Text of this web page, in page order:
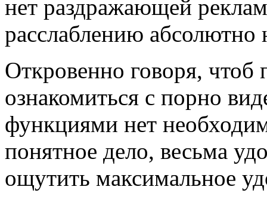
нет раздражающей
расслаблению абсолютно
Откровенно говоря, чтоб
ознакомиться с порно
функциями нет
понятное дело, весьма
ощутить максимальное